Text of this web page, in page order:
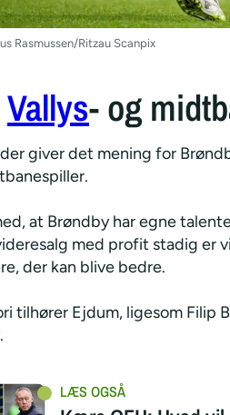
Rasmussen/Ritzau Scanpix
Vallys- og
giver det mening for
at Brøndby har egne
med profit stadig er
der kan blive bedre.
tilhører Ejdum, ligesom Filip